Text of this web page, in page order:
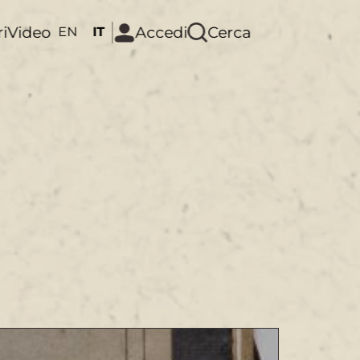
Video EN IT Accedi Cerca